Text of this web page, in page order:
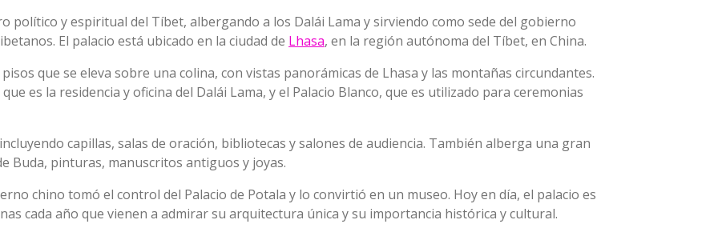
político y espiritual del Tíbet, albergando a los Dalái Lama y sirviendo como sede del gobierno
El palacio está ubicado en la ciudad de Lhasa, en la región autónoma del Tíbet, en China.
que se eleva sobre una colina, con vistas panorámicas de Lhasa y las montañas circundantes.
es la residencia y oficina del Dalái Lama, y el Palacio Blanco, que es utilizado para ceremonias
capillas, salas de oración, bibliotecas y salones de audiencia. También alberga una gran
Buda, pinturas, manuscritos antiguos y joyas.
chino tomó el control del Palacio de Potala y lo convirtió en un museo. Hoy en día, el palacio es
cada año que vienen a admirar su arquitectura única y su importancia histórica y cultural.